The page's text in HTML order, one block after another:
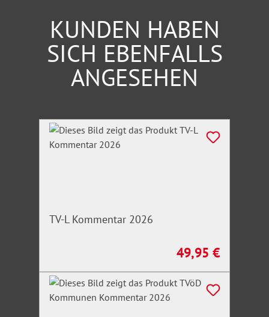
KUNDEN HABEN
SICH EBENFALLS
ANGESEHEN
Produktgalerie überspringen
TV-L Kommentar 2026
Regulärer Preis:
49,95 €